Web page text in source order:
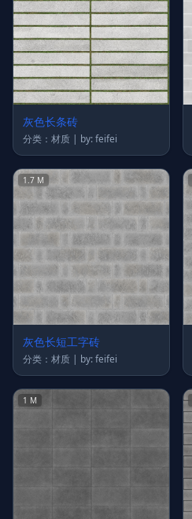
灰色长条砖
分类：材质 | by: feifei
1.7 M
灰色长短工字砖
分类：材质 | by: feifei
1 M